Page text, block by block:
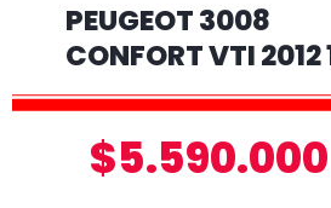
PEUGEOT 3008
CONFORT VTI 2012
$5.590.000